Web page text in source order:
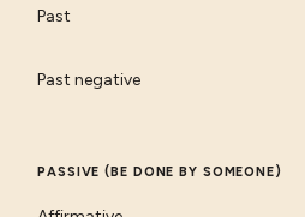
Past
Past negative
PASSIVE (BE DONE BY SOMEONE)